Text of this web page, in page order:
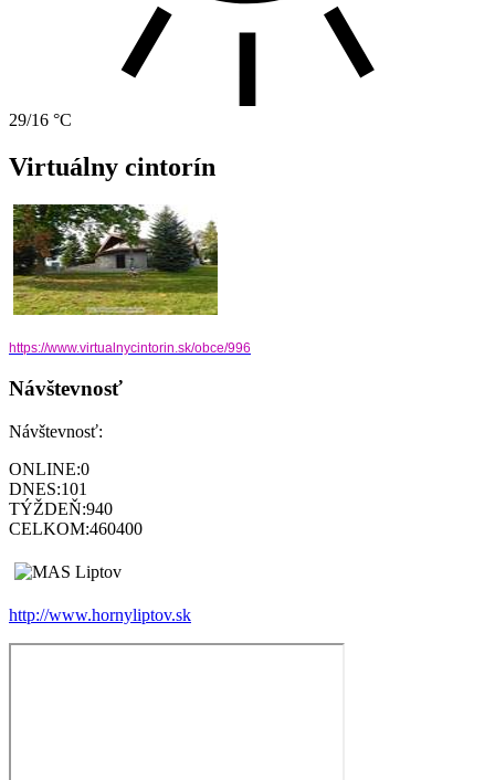
29/16 °C
Virtuálny cintorín
https://www.virtualnycintorin. sk/obce/996
Návštevnosť
Návštevnosť:
ONLINE:0
DNES:101
TÝŽDEŇ:940
CELKOM:460400
http://www.hornyliptov.sk